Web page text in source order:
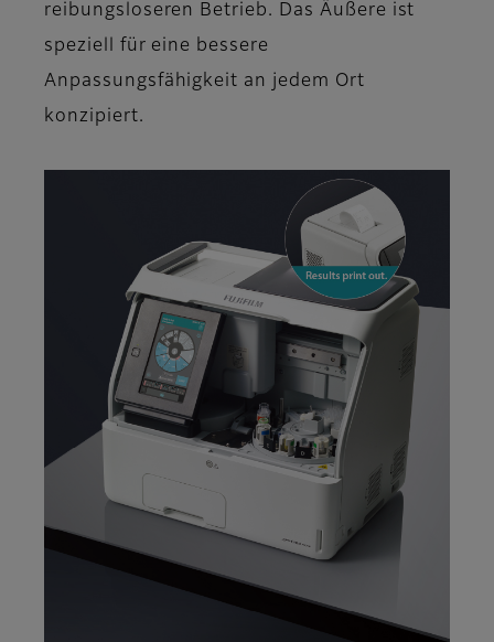
reibungsloseren Betrieb. Das Äußere ist
speziell für eine bessere
Anpassungsfähigkeit an jedem Ort
konzipiert.